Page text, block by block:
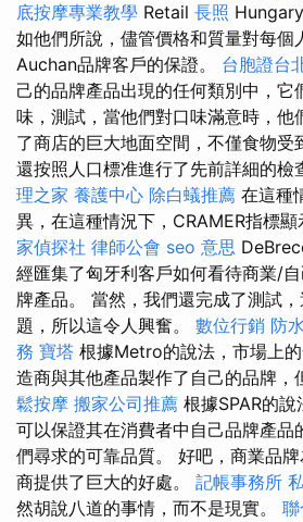
底按摩專業教學 Retail 長照
如他們所說，儘管價格和質量對每個
Auchan品牌客戶的保證。 台胞證台
己的品牌產品出現的任何類別中，它
味，測試，當他們對口味滿意時，他
了商店的巨大地面空間，不僅食物受
還按照人口標准進行了先前詳細的檢
理之家 養護中心 除白蟻推薦 在這種
異，在這種情況下，CRAMER指標顯
家偵探社 律師公會 seo 意思
經匯集了匈牙利客戶如何看待商業/
牌產品。 當然，我們還完成了測試
題，所以這令人興奮。 數位行銷 防
務 寶塔 根據Metro的說法，市場上
造商與其他產品製作了自己的品牌，
鬆按摩 搬家公司推薦 根據SPAR的
可以保證其在消費者中自己品牌產品
們尋求的可靠品質。 好吧，商業品
商提供了巨大的好處。 記帳事務所
然胡說八道的事情，而不是現實。